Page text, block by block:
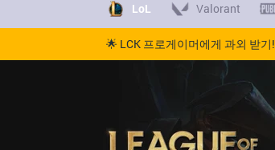
LoL Valorant
🌟 LCK 프로게이머에게 과외 받기!